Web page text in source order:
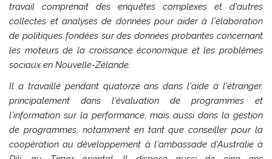
travail comprenait des enquêtes complexes et d’autres
collectes et analyses de données pour aider à l’élaboration
de politiques fondées sur des données probantes concernant
les moteurs de la croissance économique et les problèmes
sociaux en Nouvelle-Zélande.
Il a travaillé pendant quatorze ans dans l’aide à l’étranger,
principalement dans l’évaluation de programmes et
l’information sur la performance, mais aussi dans la gestion
de programmes, notamment en tant que conseiller pour la
coopération au développement à l’ambassade d’Australie à